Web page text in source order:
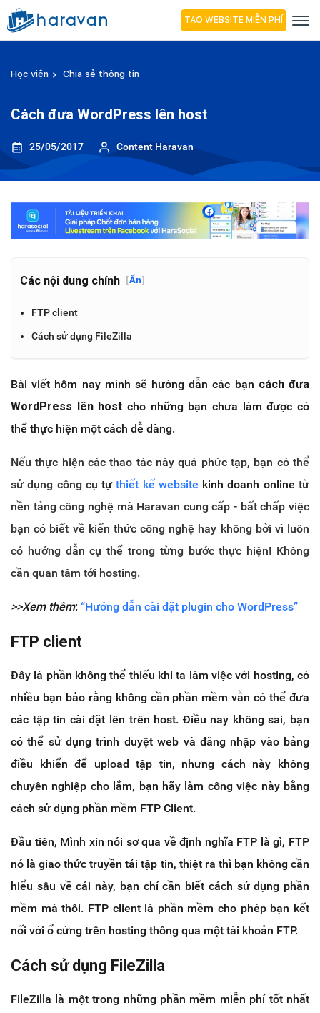
TẠO WEBSITE MIỄN PHÍ
Học viện Chia sẻ thông tin
Cách đưa WordPress lên host
25/05/2017 Content Haravan
Các nội dung chính [Ẩn]
FTP client
Cách sử dụng FileZilla
Bài viết hôm nay mình sẽ hướng dẫn các bạn cách đưa
WordPress lên host cho những bạn chưa làm được có
thể thực hiện một cách dễ dàng.
Nếu thực hiện các thao tác này quá phức tạp, bạn có thể
sử dụng công cụtựthiết kế website kinh doanh online từ
nền tảng công nghệ mà Haravan cung cấp - bất chấp việc
bạn có biết về kiến thức công nghệ hay không bởi vì luôn
có hướng dẫn cụ thể trong từng bước thực hiện! Không
cần quan tâm tới hosting.
>>Xem thêm: “Hướng dẫn cài đặt plugin cho WordPress”
FTP client
Đây là phần không thể thiếu khi ta làm việc với hosting, có
nhiều bạn bảo rằng không cần phần mềm vẫn có thể đưa
các tập tin cài đặt lên trên host. Điều nay không sai, bạn
có thể sử dụng trình duyệt web và đăng nhập vào bảng
điều khiển để upload tập tin, nhưng cách này không
chuyên nghiệp cho lắm, bạn hãy làm công việc này bằng
cách sử dụng phần mềm FTP Client.
Đầu tiên, Mình xin nói sơ qua về định nghĩa FTP là gì, FTP
nó là giao thức truyền tải tập tin, thiệt ra thì bạn không cần
hiểu sâu về cái này, bạn chỉ cần biết cách sử dụng phần
mềm mà thôi. FTP client là phần mềm cho phép bạn kết
nối với ổ cứng trên hosting thông qua một tài khoản FTP.
Cách sử dụng FileZilla
FileZilla là một trong những phần mềm miễn phí tốt nhất